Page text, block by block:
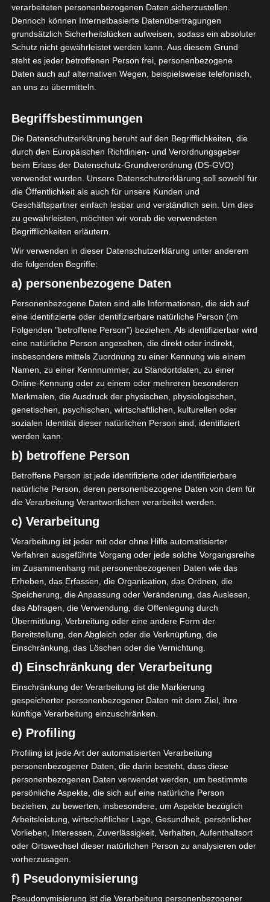
Jeunesse Sportive
Kairouanaise (JSK) 1
Tunis (CA)
ENDERGEBNIS
Stade Hamda-Laouani Kairouan
TORE
Tor
O. Bouraoui
21'
Y. Chamakhi
83'
Tor
Y. Chamakhi
AUFSTELLUNGEN
Jeunesse Sportive Kairouanaise (JSK)
20 O. Romdhani
30 O B. Delli 8'
35
2 D H. Rebaii
Club Africain Tunis (CA)
16 T
A. Dkhili
17
M Y. Chamakhi 79'
2 D G. Zaaloouni 46'
ERSATZSPIELER
20
O H. Labidi 46'
ERSATZSPIELER
46'
Eingewechselt H. Labidi
KARTEN
Gelbe Karte
B. Delli
8'
Gelbe Karte
O. Romdhani
79'
89'
Gelbe Karte
H. Labidi
BEGEGNUNGSSTATISTIKEN
Jeunesse Sportive
Kairouanaise (JSK)
Gelbe Karten
verarbeiteten personenbezogenen Daten sicherzustellen.
Dennoch können Internetbasierte Datenübertragungen
grundsätzlich Sicherheitslücken aufweisen, sodass ein absoluter
Schutz nicht gewährleistet werden kann. Aus diesem Grund
steht es jeder betroffenen Person frei, personenbezogene
Daten auch auf alternativen Wegen, beispielsweise telefonisch,
an uns zu übermitteln.
Begriffsbestimmungen
Die Datenschutzerklärung beruht auf den Begrifflichkeiten, die
durch den Europäischen Richtlinien- und Verordnungsgeber
beim Erlass der Datenschutz-Grundverordnung (DS-GVO)
verwendet wurden. Unsere Datenschutzerklärung soll sowohl für
die Öffentlichkeit als auch für unsere Kunden und
Geschäftspartner einfach lesbar und verständlich sein. Um dies
zu gewährleisten, möchten wir vorab die verwendeten
Begrifflichkeiten erläutern.
Wir verwenden in dieser Datenschutzerklärung unter anderem
die folgenden Begriffe:
a) personenbezogene Daten
Personenbezogene Daten sind alle Informationen, die sich auf
eine identifizierte oder identifizierbare natürliche Person (im
Folgenden "betroffene Person") beziehen. Als identifizierbar wird
eine natürliche Person angesehen, die direkt oder indirekt,
insbesondere mittels Zuordnung zu einer Kennung wie einem
Namen, zu einer Kennnummer, zu Standortdaten, zu einer
Online-Kennung oder zu einem oder mehreren besonderen
Merkmalen, die Ausdruck der physischen, physiologischen,
genetischen, psychischen, wirtschaftlichen, kulturellen oder
sozialen Identität dieser natürlichen Person sind, identifiziert
werden kann.
b) betroffene Person
Betroffene Person ist jede identifizierte oder identifizierbare
natürliche Person, deren personenbezogene Daten von dem für
die Verarbeitung Verantwortlichen verarbeitet werden.
c) Verarbeitung
Verarbeitung ist jeder mit oder ohne Hilfe automatisierter
Verfahren ausgeführte Vorgang oder jede solche Vorgangsreihe
im Zusammenhang mit personenbezogenen Daten wie das
Erheben, das Erfassen, die Organisation, das Ordnen, die
Speicherung, die Anpassung oder Veränderung, das Auslesen,
das Abfragen, die Verwendung, die Offenlegung durch
Übermittlung, Verbreitung oder eine andere Form der
Bereitstellung, den Abgleich oder die Verknüpfung, die
Einschränkung, das Löschen oder die Vernichtung.
d) Einschränkung der Verarbeitung
Einschränkung der Verarbeitung ist die Markierung
gespeicherter personenbezogener Daten mit dem Ziel, ihre
künftige Verarbeitung einzuschränken.
e) Profiling
Profiling ist jede Art der automatisierten Verarbeitung
personenbezogener Daten, die darin besteht, dass diese
personenbezogenen Daten verwendet werden, um bestimmte
persönliche Aspekte, die sich auf eine natürliche Person
beziehen, zu bewerten, insbesondere, um Aspekte bezüglich
Arbeitsleistung, wirtschaftlicher Lage, Gesundheit, persönlicher
Vorlieben, Interessen, Zuverlässigkeit, Verhalten, Aufenthaltsort
oder Ortswechsel dieser natürlichen Person zu analysieren oder
vorherzusagen.
f) Pseudonymisierung
Pseudonymisierung ist die Verarbeitung personenbezogener